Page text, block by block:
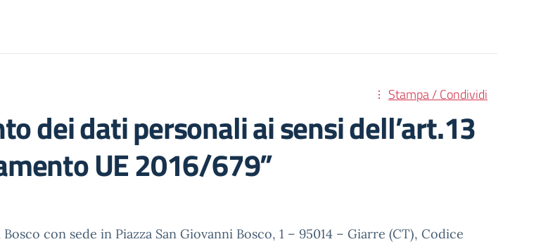
Stampa / Condividi
dei dati personali ai sensi dell’art.13
UE 2016/679”
con sede in Piazza San Giovanni Bosco, 1 – 95014 – Giarre (CT), Codice